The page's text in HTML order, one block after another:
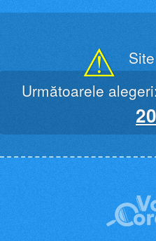
⚠ Site
Următoarele